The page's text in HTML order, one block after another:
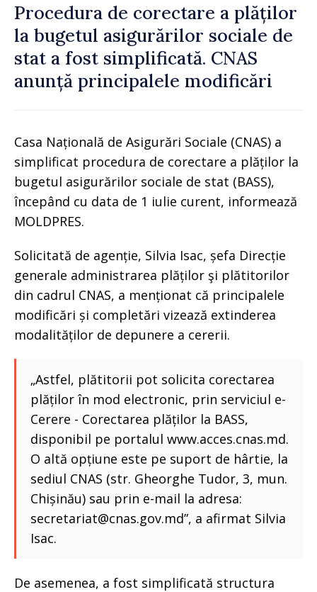
Procedura de corectare a plăților
la bugetul asigurărilor sociale de
stat a fost simplificată. CNAS
anunță principalele modificări
Casa Națională de Asigurări Sociale (CNAS) a
simplificat procedura de corectare a plăților la
bugetul asigurărilor sociale de stat (BASS),
începând cu data de 1 iulie curent, informează
MOLDPRES.
Solicitată de agenție, Silvia Isac, șefa Direcție
generale administrarea plăților şi plătitorilor
din cadrul CNAS, a menționat că principalele
modificări și completări vizează extinderea
modalităților de depunere a cererii.
„Astfel, plătitorii pot solicita corectarea
plăților în mod electronic, prin serviciul e-
Cerere - Corectarea plăților la BASS,
disponibil pe portalul www.acces.cnas.md.
O altă opțiune este pe suport de hârtie, la
sediul CNAS (str. Gheorghe Tudor, 3, mun.
Chișinău) sau prin e-mail la adresa:
secretariat@cnas.gov.md”, a afirmat Silvia
Isac.
De asemenea, a fost simplificată structura